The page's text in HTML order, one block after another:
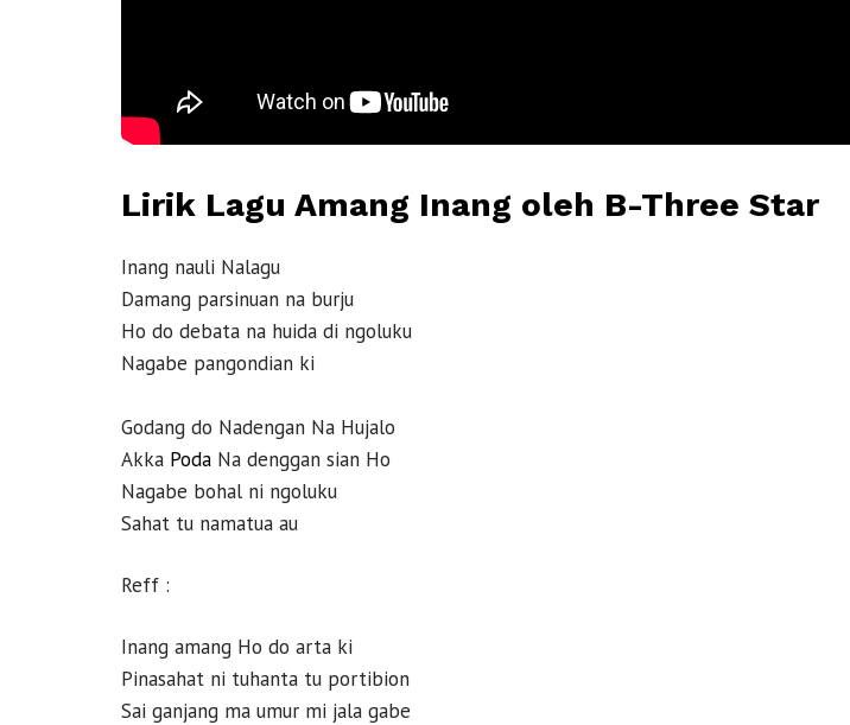
Lirik Lagu Amang Inang oleh B-Three Star
Inang nauli Nalagu
Damang parsinuan na burju
Ho do debata na huida di ngoluku
Nagabe pangondian ki
Godang do Nadengan Na Hujalo
Akka Poda Na denggan sian Ho
Nagabe bohal ni ngoluku
Sahat tu namatua au
Reff :
Inang amang Ho do arta ki
Pinasahat ni tuhanta tu portibion
Sai ganjang ma umur mi jala gabe